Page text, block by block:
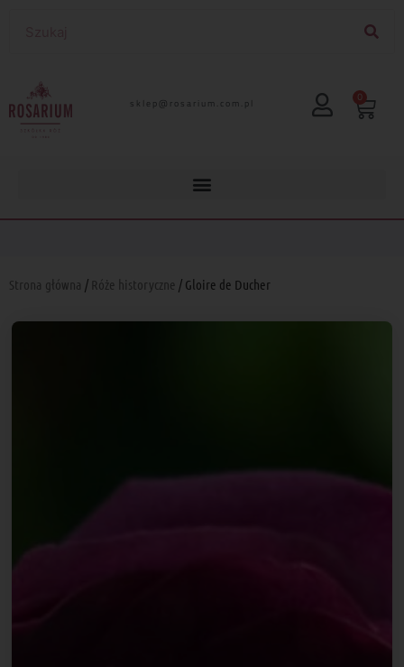
lp.moc.muirasor@pelks 0
Strona główna / Róże historyczne / Gloire de Ducher